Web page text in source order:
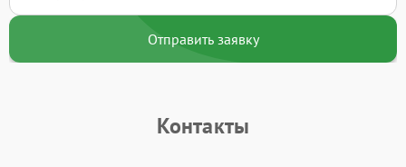
Отправить заявку
Контакты